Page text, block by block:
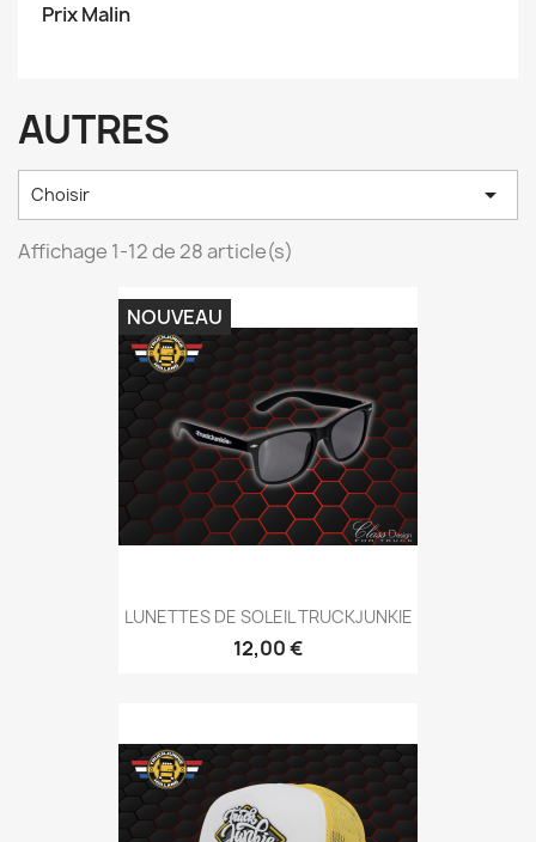
Prix Malin
AUTRES
Choisir 
Affichage 1-12 de 28 article(s)
LUNETTES DE SOLEIL TRUCKJUNKIE
12,00 €
NOUVEAU